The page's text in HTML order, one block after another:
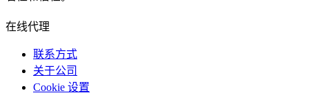
在线代理
联系方式
关于公司
Cookie 设置